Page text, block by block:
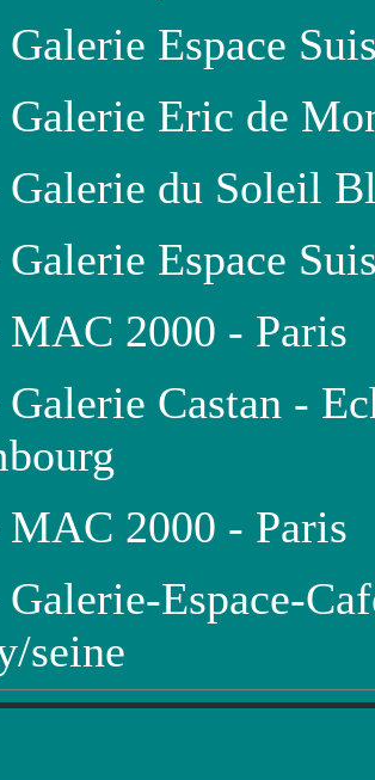
Espace
Galerie Eric de
Galerie du Soleil
Espace
MAC 2000 - Paris
Castan -
MAC 2000 - Paris
Espace-
seine